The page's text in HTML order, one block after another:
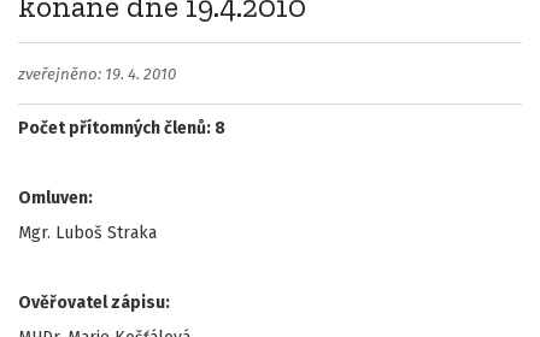
zveřejněno: 19. 4. 2010
Počet přítomných členů: 8
Omluven:
Mgr. Luboš Straka
Ověřovatel zápisu: